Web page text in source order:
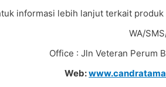
informasi lebih lanjut terkait
WA/
Office : Jln Veteran Perum
Web: